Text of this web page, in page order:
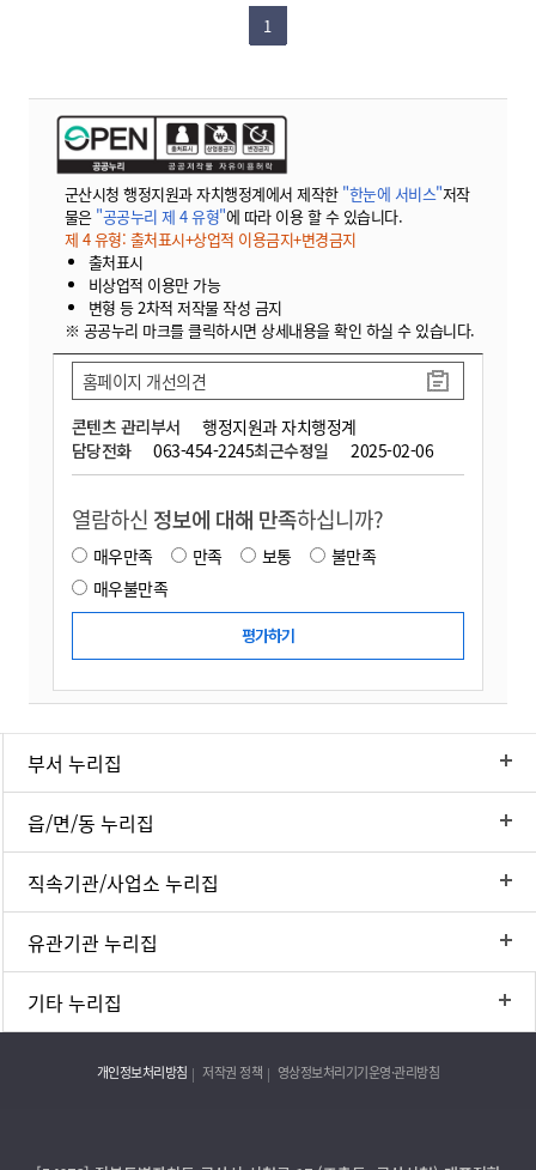
1
군산시청 행정지원과 자치행정계에서 제작한 "한눈에 서비스"저작
물은 "공공누리 제 4 유형"에 따라 이용 할 수 있습니다.
제 4 유형: 출처표시+상업적 이용금지+변경금지
출처표시
비상업적 이용만 가능
변형 등 2차적 저작물 작성 금지
※ 공공누리 마크를 클릭하시면 상세내용을 확인 하실 수 있습니다.
콘텐츠 관리부서
행정지원과 자치행정계
담당전화
063-454-2245최근수정일 2025-02-06
홈페이지 개선의견
열람하신 정보에 대해 만족하십니까?
매우만족 만족 보통
불만족
매우불만족
부서 누리집
읍/면/동 누리집
직속기관/사업소 누리집
유관기관 누리집
기타 누리집
개인정보처리방침 저작권 정책 영상정보처리기기운영·관리방침